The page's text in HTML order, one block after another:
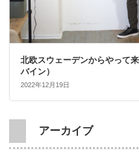
北欧スウェーデンからやって
バイン）
2022年12月19日
アーカイブ